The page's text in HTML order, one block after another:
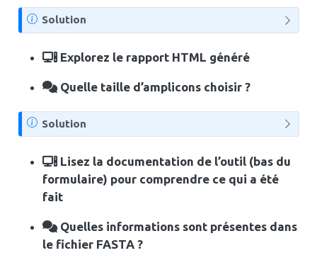
N
o
t
e
Solution
Explorez le rapport HTML généré
Quelle taille d’amplicons choisir ?
N
o
t
e
Solution
Lisez la documentation de l’outil (bas du
formulaire) pour comprendre ce qui a été
fait
Quelles informations sont présentes dans
le fichier FASTA ?